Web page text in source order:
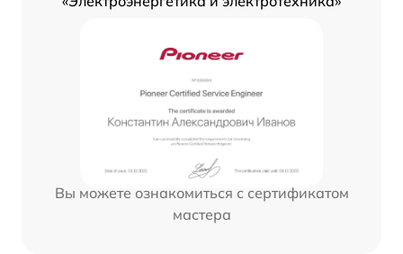
Вы можете ознакомиться с сертификатом
мастера